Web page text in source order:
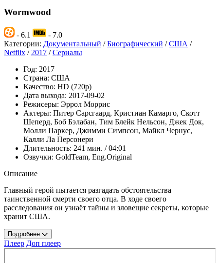
Wormwood
- 6.1
- 7.0
Категории: Документальный /Биографический /США /
Netflix / 2017 /Сериалы
Год: 2017
Страна: США
Качество: HD (720p)
Дата выхода: 2017-09-02
Режисеры: Эррол Моррис
Актеры: Питер Сарсгаард, Кристиан Камарго, Скотт
Шеперд, Боб Бэлабан, Тим Блейк Нельсон, Джек Док,
Молли Паркер, Джимми Симпсон, Майкл Чернус,
Калли Ла Персонери
Длительность: 241 мин. / 04:01
Озвучки: GoldTeam, Eng.Original
Описание
Главный герой пытается разгадать обстоятельства
таинственной смерти своего отца. В ходе своего
расследования он узнаёт тайны и зловещие секреты, которые
хранит США.
Подробнее
Плеер Доп плеер